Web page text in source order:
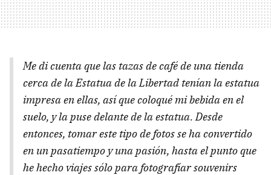
Me di cuenta que las tazas de café de una tienda
cerca de la Estatua de la Libertad tenían la estatua
impresa en ellas, así que coloqué mi bebida en el
suelo, y la puse delante de la estatua. Desde
entonces, tomar este tipo de fotos se ha convertido
en un pasatiempo y una pasión, hasta el punto que
he hecho viajes sólo para fotografíar souvenirs